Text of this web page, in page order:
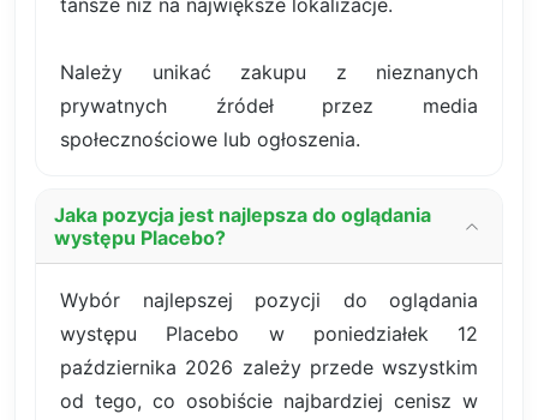
Należy unikać zakupu z nieznanych
prywatnych źródeł przez media
społecznościowe lub ogłoszenia.
Jaka pozycja jest najlepsza do oglądania
występu Placebo?
Wybór najlepszej pozycji do oglądania
występu Placebo w poniedziałek 12
października 2026 zależy przede wszystkim
od tego, co osobiście najbardziej cenisz w